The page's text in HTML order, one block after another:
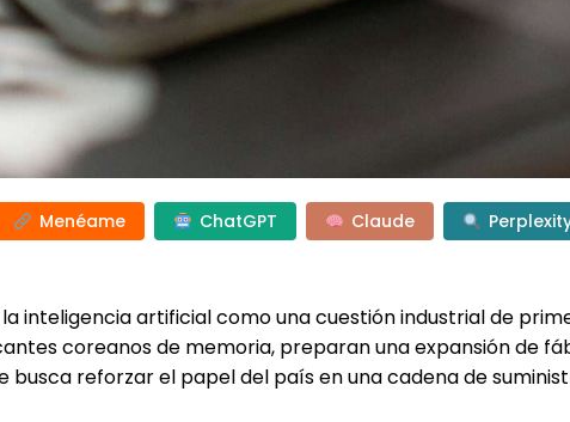
Menéame ChatGPT Claude
inteligencia artificial como una cuestión industrial de
coreanos de memoria, preparan una expansión de
busca reforzar el papel del país en una cadena de